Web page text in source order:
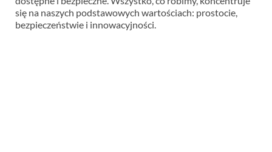
się na naszych podstawowych wartościach: prostocie,
bezpieczeństwie i innowacyjności.